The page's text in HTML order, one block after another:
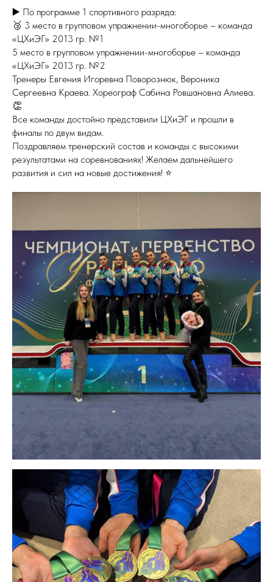
▶️ По программе 1 спортивного разряда:
🥉 3 место в групповом упражнении-многоборье – команда
«ЦХиЭГ» 2013 гр. №1
5 место в групповом упражнении-многоборье – команда
«ЦХиЭГ» 2013 гр. №2
Тренеры Евгения Игоревна Поворознюк, Вероника
Сергеевна Краева. Хореограф Сабина Ровшановна Алиева.
👏
Все команды достойно представили ЦХиЭГ и прошли в
финалы по двум видам.
Поздравляем тренерский состав и команды с высокими
результатами на соревнованиях! Желаем дальнейшего
развития и сил на новые достижения! ⭐️